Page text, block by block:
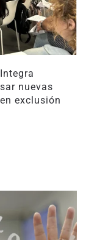
nuevas
exclusión